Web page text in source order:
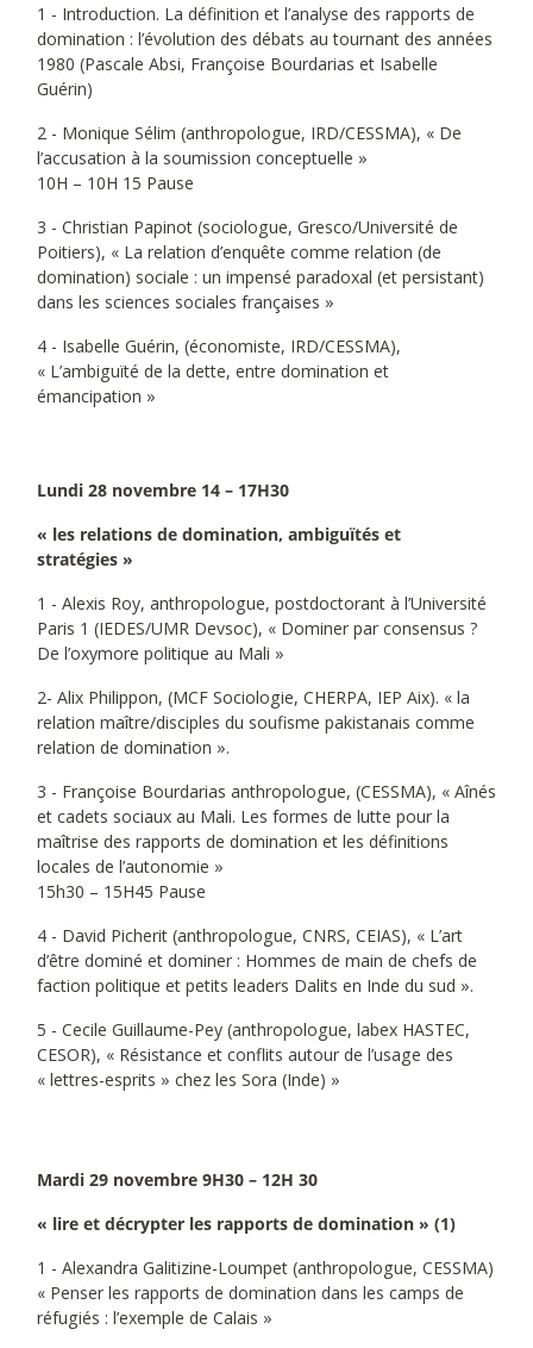
1 - Introduction. La définition et l’analyse des rapports de
domination : l’évolution des débats au tournant des années
1980 (Pascale Absi, Françoise Bourdarias et Isabelle
Guérin)
2 - Monique Sélim (anthropologue, IRD/CESSMA), « De
l’accusation à la soumission conceptuelle »
10H – 10H 15 Pause
3 - Christian Papinot (sociologue, Gresco/Université de
Poitiers), « La relation d’enquête comme relation (de
domination) sociale : un impensé paradoxal (et persistant)
dans les sciences sociales françaises »
4 - Isabelle Guérin, (économiste, IRD/CESSMA),
« L’ambiguïté de la dette, entre domination et
émancipation »
Lundi 28 novembre 14 – 17H30
« les relations de domination, ambiguïtés et
stratégies »
1 - Alexis Roy, anthropologue, postdoctorant à l’Université
Paris 1 (IEDES/UMR Devsoc), « Dominer par consensus ?
De l’oxymore politique au Mali »
2- Alix Philippon, (MCF Sociologie, CHERPA, IEP Aix). « la
relation maître/disciples du soufisme pakistanais comme
relation de domination ».
3 - Françoise Bourdarias anthropologue, (CESSMA), « Aînés
et cadets sociaux au Mali. Les formes de lutte pour la
maîtrise des rapports de domination et les définitions
locales de l’autonomie »
15h30 – 15H45 Pause
4 - David Picherit (anthropologue, CNRS, CEIAS), « L’art
d’être dominé et dominer : Hommes de main de chefs de
faction politique et petits leaders Dalits en Inde du sud ».
5 - Cecile Guillaume-Pey (anthropologue, labex HASTEC,
CESOR), « Résistance et conflits autour de l’usage des
« lettres-esprits » chez les Sora (Inde) »
Mardi 29 novembre 9H30 – 12H 30
« lire et décrypter les rapports de domination » (1)
1 - Alexandra Galitizine-Loumpet (anthropologue, CESSMA)
« Penser les rapports de domination dans les camps de
réfugiés : l’exemple de Calais »